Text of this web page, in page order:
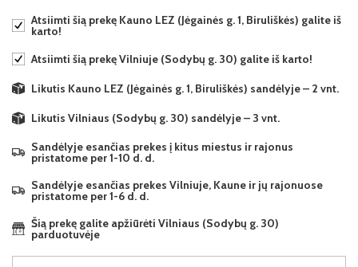
Atsiimti šią prekę Kauno LEZ (Jėgainės g. 1, Biruliškės) galite iš
karto!
Atsiimti šią prekę Vilniuje (Sodybų g. 30) galite iš karto!
Likutis Kauno LEZ (Jėgainės g. 1, Biruliškės) sandėlyje – 2 vnt.
Likutis Vilniaus (Sodybų g. 30) sandėlyje – 3 vnt.
Sandėlyje esančias prekes į kitus miestus ir rajonus
pristatome per 1-10 d. d.
Sandėlyje esančias prekes Vilniuje, Kaune ir jų rajonuose
pristatome per 1-6 d. d.
Šią prekę galite apžiūrėti Vilniaus (Sodybų g. 30)
parduotuvėje